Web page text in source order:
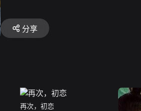
分享
再次，初恋